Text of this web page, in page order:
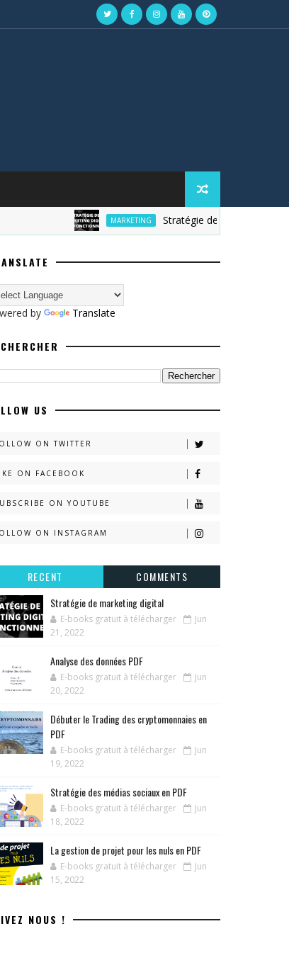
MARKETING Stratégie de marketing digital
by Translate
US
ON TWITTER
ON FACEBOOK
ON YOUTUBE
ON INSTAGRAM
RECENT
COMMENTS
Stratégie de marketing digital
E-books gratuit à télécharger
Jun
21, 2022
Analyse des données PDF
E-books gratuit à télécharger
Jun
20, 2022
Débuter le Trading des cryptomonnaies en
PDF
E-books gratuit à télécharger
Jun
19, 2022
Stratégie des médias sociaux en PDF
E-books gratuit à télécharger
Jun
18, 2022
La gestion de projet pour les nuls en PDF
E-books gratuit à télécharger
Jun
15, 2022
NOUS !